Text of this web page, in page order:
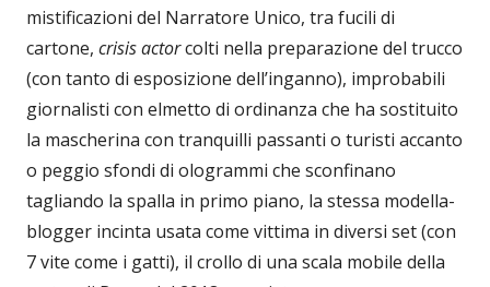
mistificazioni del Narratore Unico, tra fucili di
cartone, crisis actorcolti nella preparazione del trucco
(con tanto di esposizione dell’inganno), improbabili
giornalisti con elmetto di ordinanza che ha sostituito
la mascherina con tranquilli passanti o turisti accanto
o peggio sfondi di ologrammi che sconfinano
tagliando la spalla in primo piano, la stessa modella-
blogger incinta usata come vittima in diversi set (con
7 vite come i gatti), il crollo di una scala mobile della